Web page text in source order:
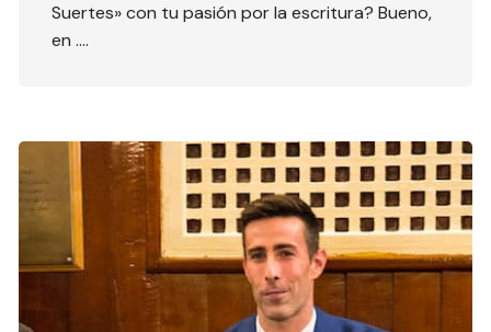
Suertes» con tu pasión por la escritura? Bueno,
en ….